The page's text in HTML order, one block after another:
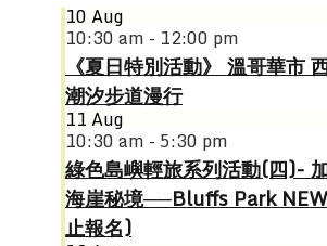
10Aug
10:30 am - 12:00 pm
《夏日特別活動》 溫哥華市
潮汐步道漫行
11Aug
10:30 am - 5:30 pm
綠色島嶼輕旅系列活動(四)-
海崖秘境──Bluffs Park
止報名)